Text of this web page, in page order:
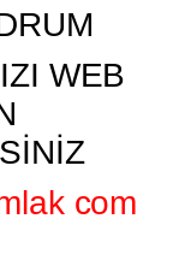
WEB
com